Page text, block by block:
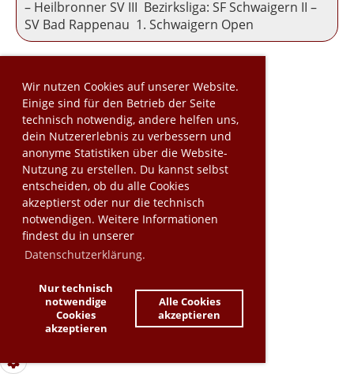
Wir nutzen Cookies auf unserer Website.
Einige sind für den Betrieb der Seite
technisch notwendig, andere helfen uns,
dein Nutzererlebnis zu verbessern und
anonyme Statistiken über die Website-
Nutzung zu erstellen. Du kannst selbst
entscheiden, ob du alle Cookies
akzeptierst oder nur die technisch
notwendigen. Weitere Informationen
findest du in unserer
Datenschutzerklärung.
Nur technisch
notwendige
Cookies
akzeptieren
Alle Cookies
akzeptieren
– Heilbronner SV III Bezirksliga: SF Schwaigern II –
SV Bad Rappenau 1. Schwaigern Open